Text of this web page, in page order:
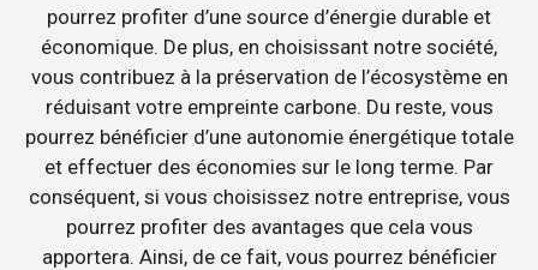
pourrez profiter d’une source d’énergie durable et
économique. De plus, en choisissant notre société,
vous contribuez à la préservation de l’écosystème en
réduisant votre empreinte carbone. Du reste, vous
pourrez bénéficier d’une autonomie énergétique totale
et effectuer des économies sur le long terme. Par
conséquent, si vous choisissez notre entreprise, vous
pourrez profiter des avantages que cela vous
apportera. Ainsi, de ce fait, vous pourrez bénéficier